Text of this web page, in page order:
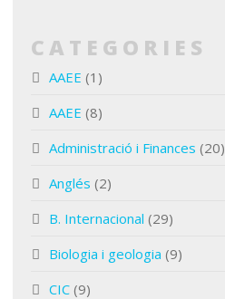
CATEGORIES
AAEE (1)
AAEE (8)
Administració i Finances (20)
Anglés (2)
B. Internacional (29)
Biologia i geologia (9)
CIC (9)